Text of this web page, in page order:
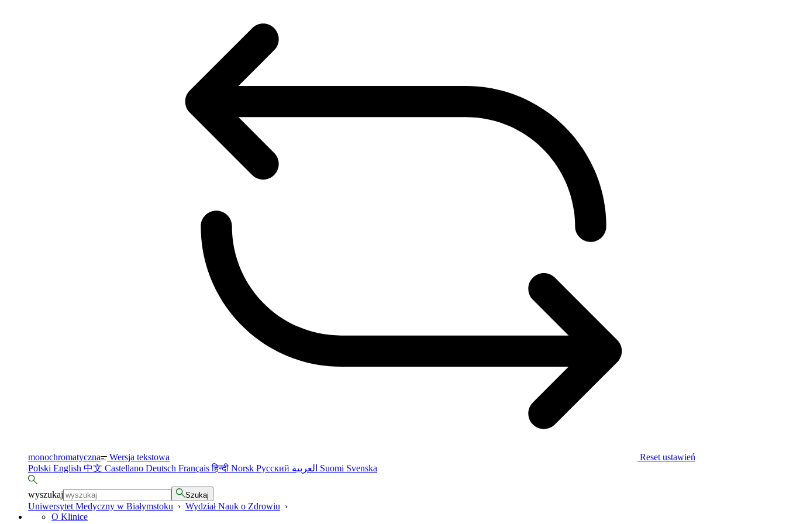
monochromatyczna Wersja tekstowa
Reset ustawień
Polski English 中文 Castellano Deutsch Françaisहिन्दी Norsk Русский Suomi Svenska
wyszukaj Szukaj
Uniwersytet Medyczny w Białymstoku › Wydział Nauk o Zdrowiu ›
O Klinice